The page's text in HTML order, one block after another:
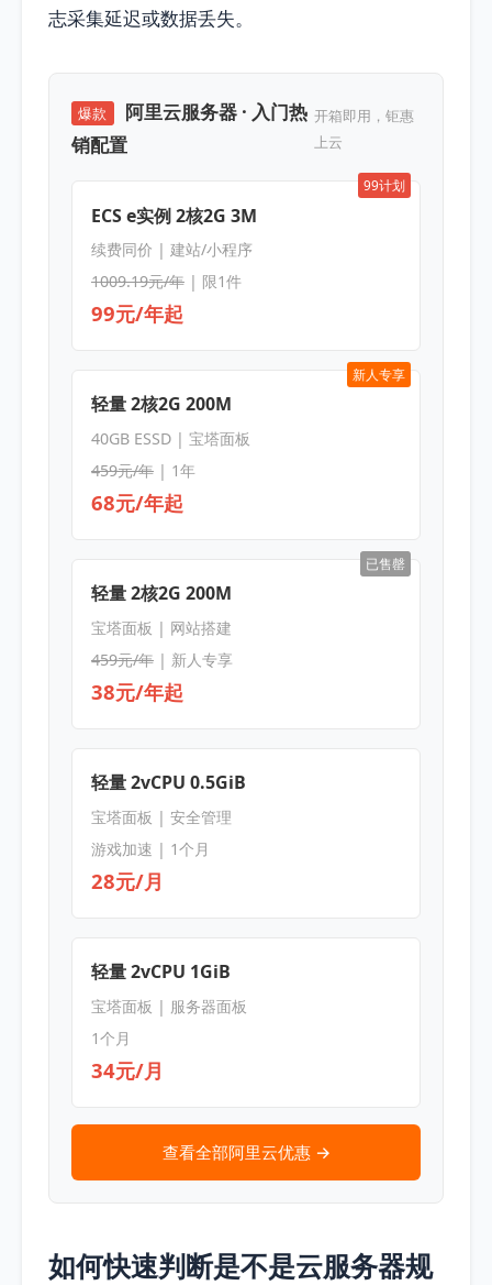
志采集延迟或数据丢失。
爆款
阿里云服务器 · 入门热
销配置
开箱即用，钜惠
上云
99计划
ECS e实例 2核2G 3M
续费同价 | 建站/小程序
1009.19元/年| 限1件
99元/年起
新人专享
轻量 2核2G 200M
40GB ESSD | 宝塔面板
459元/年| 1年
68元/年起
已售罄
轻量 2核2G 200M
宝塔面板 | 网站搭建
459元/年| 新人专享
38元/年起
轻量 2vCPU 0.5GiB
宝塔面板 | 安全管理
游戏加速 | 1个月
28元/月
轻量 2vCPU 1GiB
宝塔面板 | 服务器面板
1个月
34元/月
查看全部阿里云优惠 →
如何快速判断是不是云服务器规